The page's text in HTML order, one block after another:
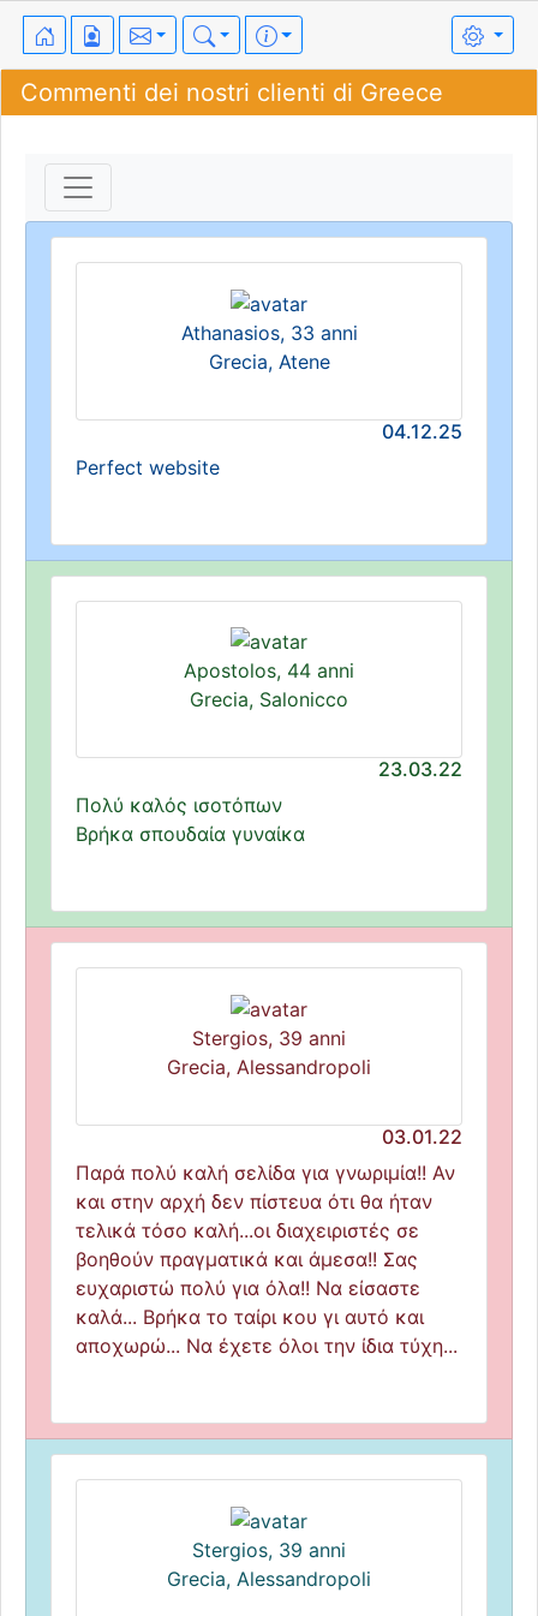
Commenti dei nostri clienti di Greece
Athanasios, 33 anni
Grecia, Atene
04.12.25
Perfect website
Apostolos, 44 anni
Grecia, Salonicco
23.03.22
Πολύ καλός ισοτόπων
Βρήκα σπουδαία γυναίκα
Stergios, 39 anni
Grecia, Alessandropoli
03.01.22
Παρά πολύ καλή σελίδα για γνωριμία!! Αν
και στην αρχή δεν πίστευα ότι θα ήταν
τελικά τόσο καλή...οι διαχειριστές σε
βοηθούν πραγματικά και άμεσα!! Σας
ευχαριστώ πολύ για όλα!! Να είσαστε
καλά... Βρήκα το ταίρι κου γι αυτό και
αποχωρώ... Να έχετε όλοι την ίδια τύχη...
Stergios, 39 anni
Grecia, Alessandropoli